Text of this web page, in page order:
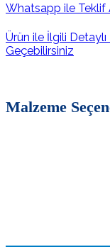
Whatsapp ile Teklif
Ürün ile İlgili
Geçebilirsiniz
Malzeme